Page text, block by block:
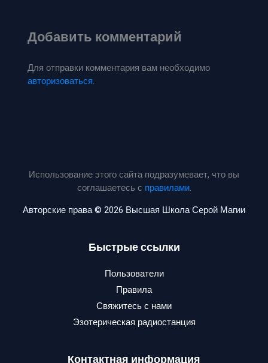
Добавить комментарий
Для отправки комментария вам необходимо
авторизоваться.
Использование этого сайта подразумевает, что вы
соглашаетесь с правилами.
Авторские права © 2026 Высшая Школа Серой Магии
Быстрые ссылки
Пользователи
Правила
Свяжитесь с нами
Эзотерическая радиостанция